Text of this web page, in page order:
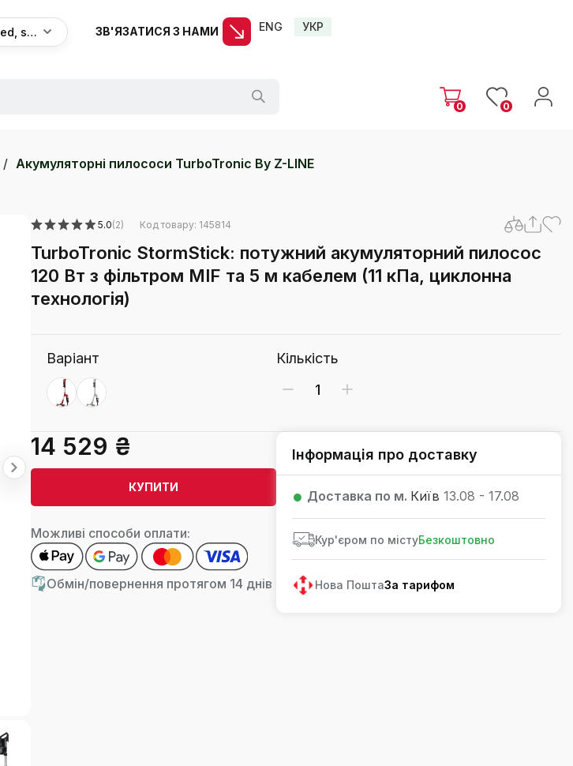
Bug happened, sorry ЗВ'ЯЗАТИСЯ З НАМИ ENG УКР
0 0
Акумуляторні пилососи TurboTronic By Z-LINE
5.0(2) Код товару: 145814
TurboTronic StormStick: потужний акумуляторний пилосос
120 Вт з фільтром MIF та 5 м кабелем (11 кПа, циклонна
технологія)
Варіант Кількість
14 529 ₴
КУПИТИ
Можливі способи оплати:
Обмін/повернення протягом 14 днів
Інформація про доставку
Доставка по м. Київ 13.08 - 17.08
Кур'єром по містуБезкоштовно
Нова ПоштаЗа тарифом